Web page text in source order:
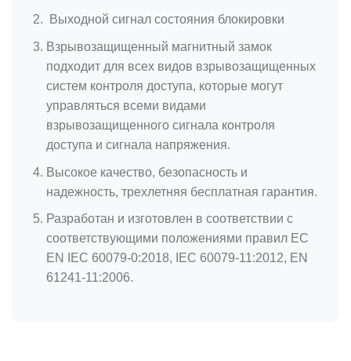
Выходной сигнал состояния блокировки
Взрывозащищенный магнитный замок
подходит для всех видов взрывозащищенных
систем контроля доступа, которые могут
управляться всеми видами
взрывозащищенного сигнала контроля
доступа и сигнала напряжения.
Высокое качество, безопасность и
надежность, трехлетняя бесплатная гарантия.
Разработан и изготовлен в соответствии с
соответствующими положениями правил ЕС
EN IEC 60079-0:2018, IEC 60079-11:2012, EN
61241-11:2006.